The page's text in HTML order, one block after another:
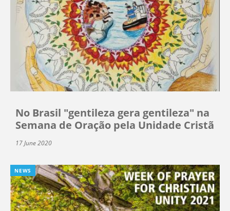
No Brasil "gentileza gera gentileza" na
Semana de Oração pela Unidade Cristã
17 June 2020
NEWS